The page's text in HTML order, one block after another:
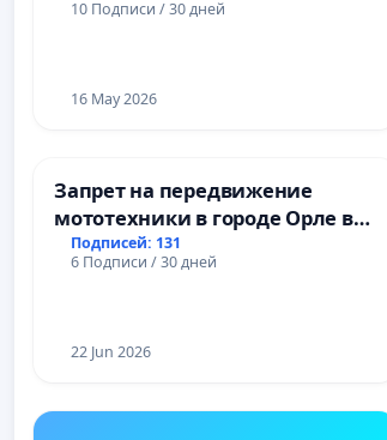
10 Подписи / 30 дней
16 May 2026
Запрет на передвижение
мототехники в городе Орле в
ночное время (с 22:00 до 05:00)
Подписей: 131
6 Подписи / 30 дней
22 Jun 2026